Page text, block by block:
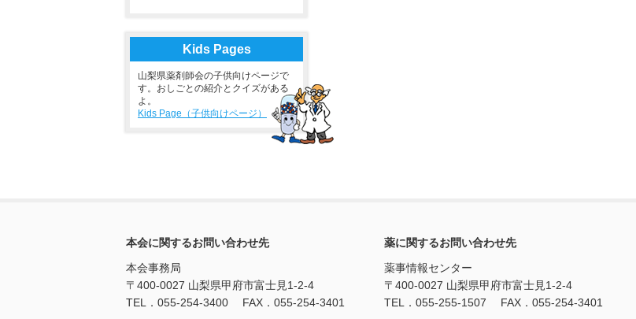
Kids Pages
山梨県薬剤師会の子供向けページで
す。おしごとの紹介とクイズがある
よ。
Kids Page（子供向けページ）
本会に関するお問い合わせ先
本会事務局
〒400-0027 山梨県甲府市富士見1-2-4
TEL．055-254-3400 FAX．055-254-3401
薬に関するお問い合わせ先
薬事情報センター
〒400-0027 山梨県甲府市富士見1-2-4
TEL．055-255-1507 FAX．055-254-3401